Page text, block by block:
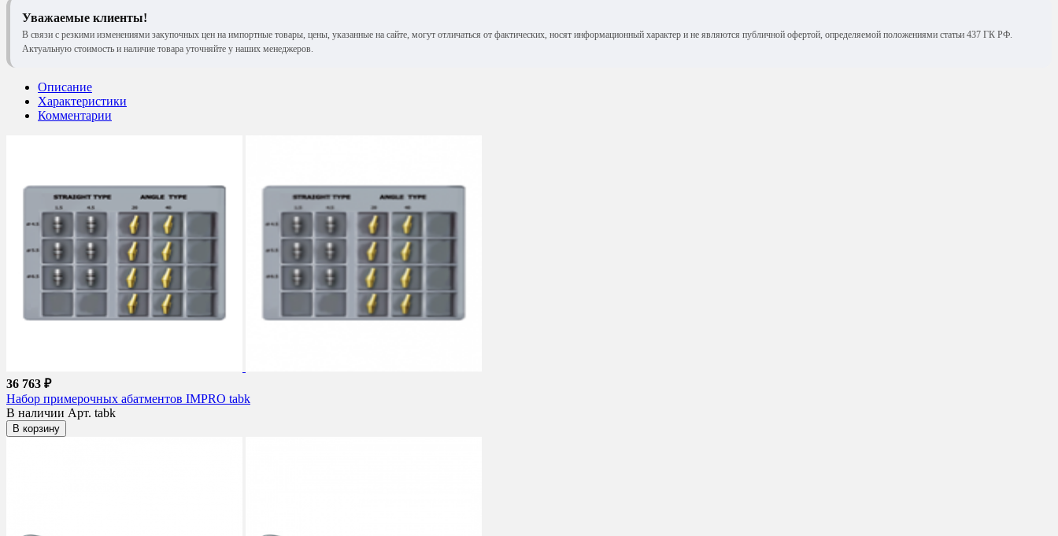
Уважаемые клиенты!
В связи с резкими изменениями закупочных цен на импортные товары, цены, указанные на сайте, могут отличаться от фактических, носят информационный характер и не являются публичной офертой, определяемой положениями статьи 437 ГК РФ.
Актуальную стоимость и наличие товара уточняйте у наших менеджеров.
Описание
Характеристики
Комментарии
36 763 ₽
Набор примерочных абатментов IMPRO tabk
В наличии Арт. tabk
В корзину